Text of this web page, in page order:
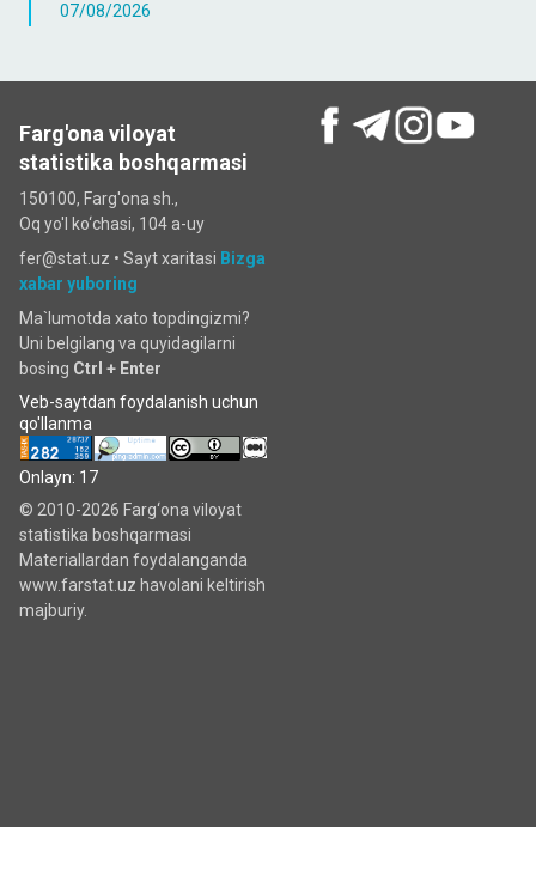
07/08/2026
Farg'ona viloyat
statistika boshqarmasi
150100, Farg'ona sh.,
Oq yo'l ko‘chаsi, 104 a-uy
fer@stat.uz • Sayt xaritasi Bizga
xabar yuboring
Ma`lumotda xato topdingizmi?
Uni belgilang va quyidagilarni
bosing Ctrl + Enter
Veb-saytdan foydalanish uchun
qo'llanma
Onlayn: 17
© 2010-2026 Farg‘ona viloyat
statistika boshqarmasi
Materiallardan foydalanganda
www.farstat.uz havolani keltirish
majburiy.